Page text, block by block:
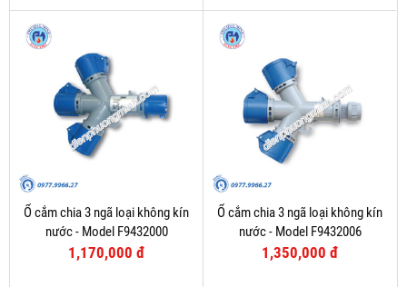
Ổ cắm chia 3 ngã loại không kín
nước - Model F9432000
1,170,000 đ
Ổ cắm chia 3 ngã loại không kín
nước - Model F9432006
1,350,000 đ